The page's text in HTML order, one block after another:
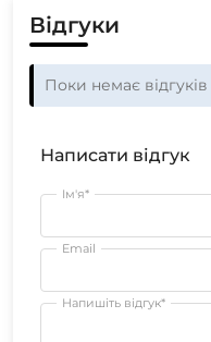
Відгуки
Поки немає відгуків
Написати відгук
Ім'я*
Email
Напишіть відгук*